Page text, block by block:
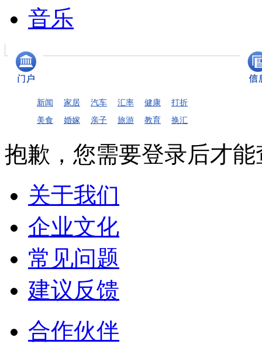
音乐
新闻 家居 汽车 汇率 健康
打折
美食
婚嫁 亲子 旅游 教育 换汇
抱歉，您需要登录后才能
关于我们
企业文化
常见问题
建议反馈
合作伙伴